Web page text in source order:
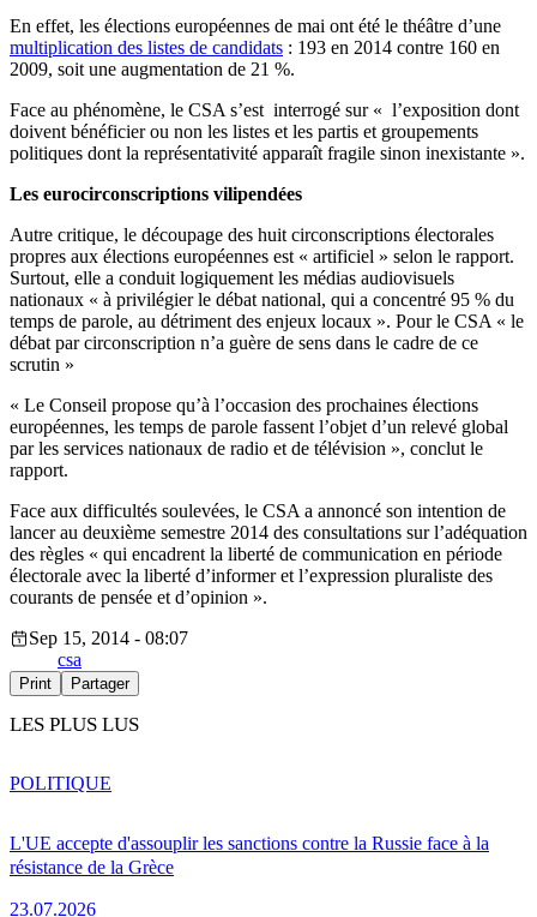
En effet, les élections européennes de mai ont été le théâtre d’une
multiplication des listes de candidats : 193 en 2014 contre 160 en
2009, soit une augmentation de 21 %.
Face au phénomène, le CSA s’est interrogé sur « l’exposition dont
doivent bénéficier ou non les listes et les partis et groupements
politiques dont la représentativité apparaît fragile sinon inexistante ».
Les eurocirconscriptions vilipendées
Autre critique, le découpage des huit circonscriptions électorales
propres aux élections européennes est « artificiel » selon le rapport.
Surtout, elle a conduit logiquement les médias audiovisuels
nationaux « à privilégier le débat national, qui a concentré 95 % du
temps de parole, au détriment des enjeux locaux ». Pour le CSA « le
débat par circonscription n’a guère de sens dans le cadre de ce
scrutin »
« Le Conseil propose qu’à l’occasion des prochaines élections
européennes, les temps de parole fassent l’objet d’un relevé global
par les services nationaux de radio et de télévision », conclut le
rapport.
Face aux difficultés soulevées, le CSA a annoncé son intention de
lancer au deuxième semestre 2014 des consultations sur l’adéquation
des règles « qui encadrent la liberté de communication en période
électorale avec la liberté d’informer et l’expression pluraliste des
courants de pensée et d’opinion ».
Sep 15, 2014 - 08:07
csa
Print Partager
LES PLUS LUS
L'UE accepte d'assouplir les sanctions contre la Russie face à la
résistance de la Grèce
23.07.2026
POLITIQUE